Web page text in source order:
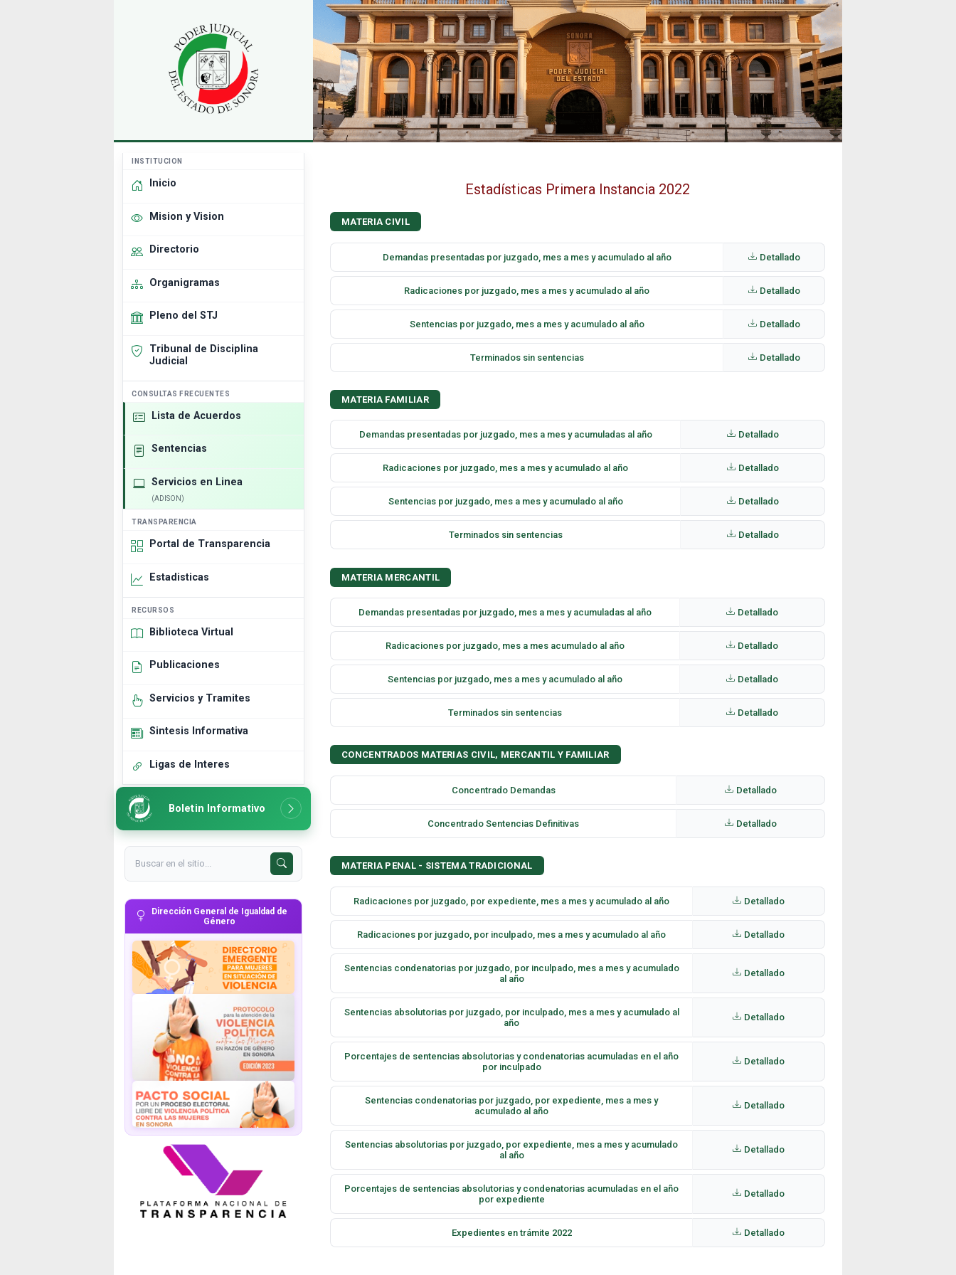
INSTITUCION
Inicio
Mision y Vision
Directorio
Organigramas
Pleno del STJ
Tribunal de Disciplina
Judicial
CONSULTAS FRECUENTES
Lista de Acuerdos
Sentencias
Servicios en Linea
(ADISON)
TRANSPARENCIA
Portal de Transparencia
Estadisticas
RECURSOS
Biblioteca Virtual
Publicaciones
Servicios y Tramites
Sintesis Informativa
Ligas de Interes
Boletin Informativo
Dirección General de Igualdad de
Género
Estadísticas Primera Instancia 2022
MATERIA CIVIL
Demandas presentadas por juzgado, mes a mes y acumulado al año Detallado
Radicaciones por juzgado, mes a mes y acumulado al año Detallado
Sentencias por juzgado, mes a mes y acumulado al año Detallado
Terminados sin sentencias Detallado
MATERIA FAMILIAR
Demandas presentadas por juzgado, mes a mes y acumuladas al año Detallado
Radicaciones por juzgado, mes a mes y acumulado al año Detallado
Sentencias por juzgado, mes a mes y acumulado al año Detallado
Terminados sin sentencias Detallado
MATERIA MERCANTIL
Demandas presentadas por juzgado, mes a mes y acumuladas al año Detallado
Radicaciones por juzgado, mes a mes acumulado al año Detallado
Sentencias por juzgado, mes a mes y acumulado al año Detallado
Terminados sin sentencias Detallado
CONCENTRADOS MATERIAS CIVIL, MERCANTIL Y FAMILIAR
Concentrado Demandas Detallado
Concentrado Sentencias Definitivas Detallado
MATERIA PENAL - SISTEMA TRADICIONAL
Radicaciones por juzgado, por expediente, mes a mes y acumulado al año Detallado
Radicaciones por juzgado, por inculpado, mes a mes y acumulado al año Detallado
Sentencias condenatorias por juzgado, por inculpado, mes a mes y acumulado
al año
Detallado
Sentencias absolutorias por juzgado, por inculpado, mes a mes y acumulado al
año
Detallado
Porcentajes de sentencias absolutorias y condenatorias acumuladas en el año
por inculpado
Detallado
Sentencias condenatorias por juzgado, por expediente, mes a mes y
acumulado al año
Detallado
Sentencias absolutorias por juzgado, por expediente, mes a mes y acumulado
al año
Detallado
Porcentajes de sentencias absolutorias y condenatorias acumuladas en el año
por expediente
Detallado
Expedientes en trámite 2022 Detallado